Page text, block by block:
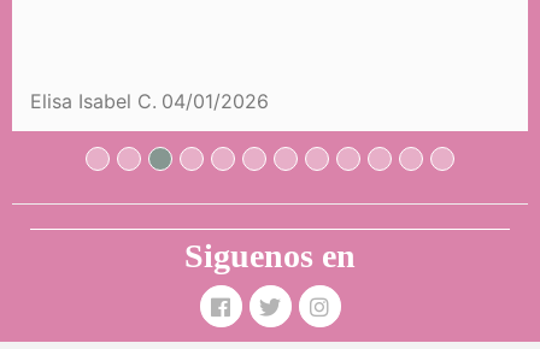
COMPRARE
Elisa Isabel C. 04/01/2026
Siguenos en